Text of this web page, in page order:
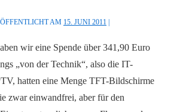
AM 15. JUNI 2011
wir eine Spende über 341,90 Euro
„von der Technik“, also die IT-
hatten eine Menge TFT-Bildschirme
zwar einwandfrei, aber für den